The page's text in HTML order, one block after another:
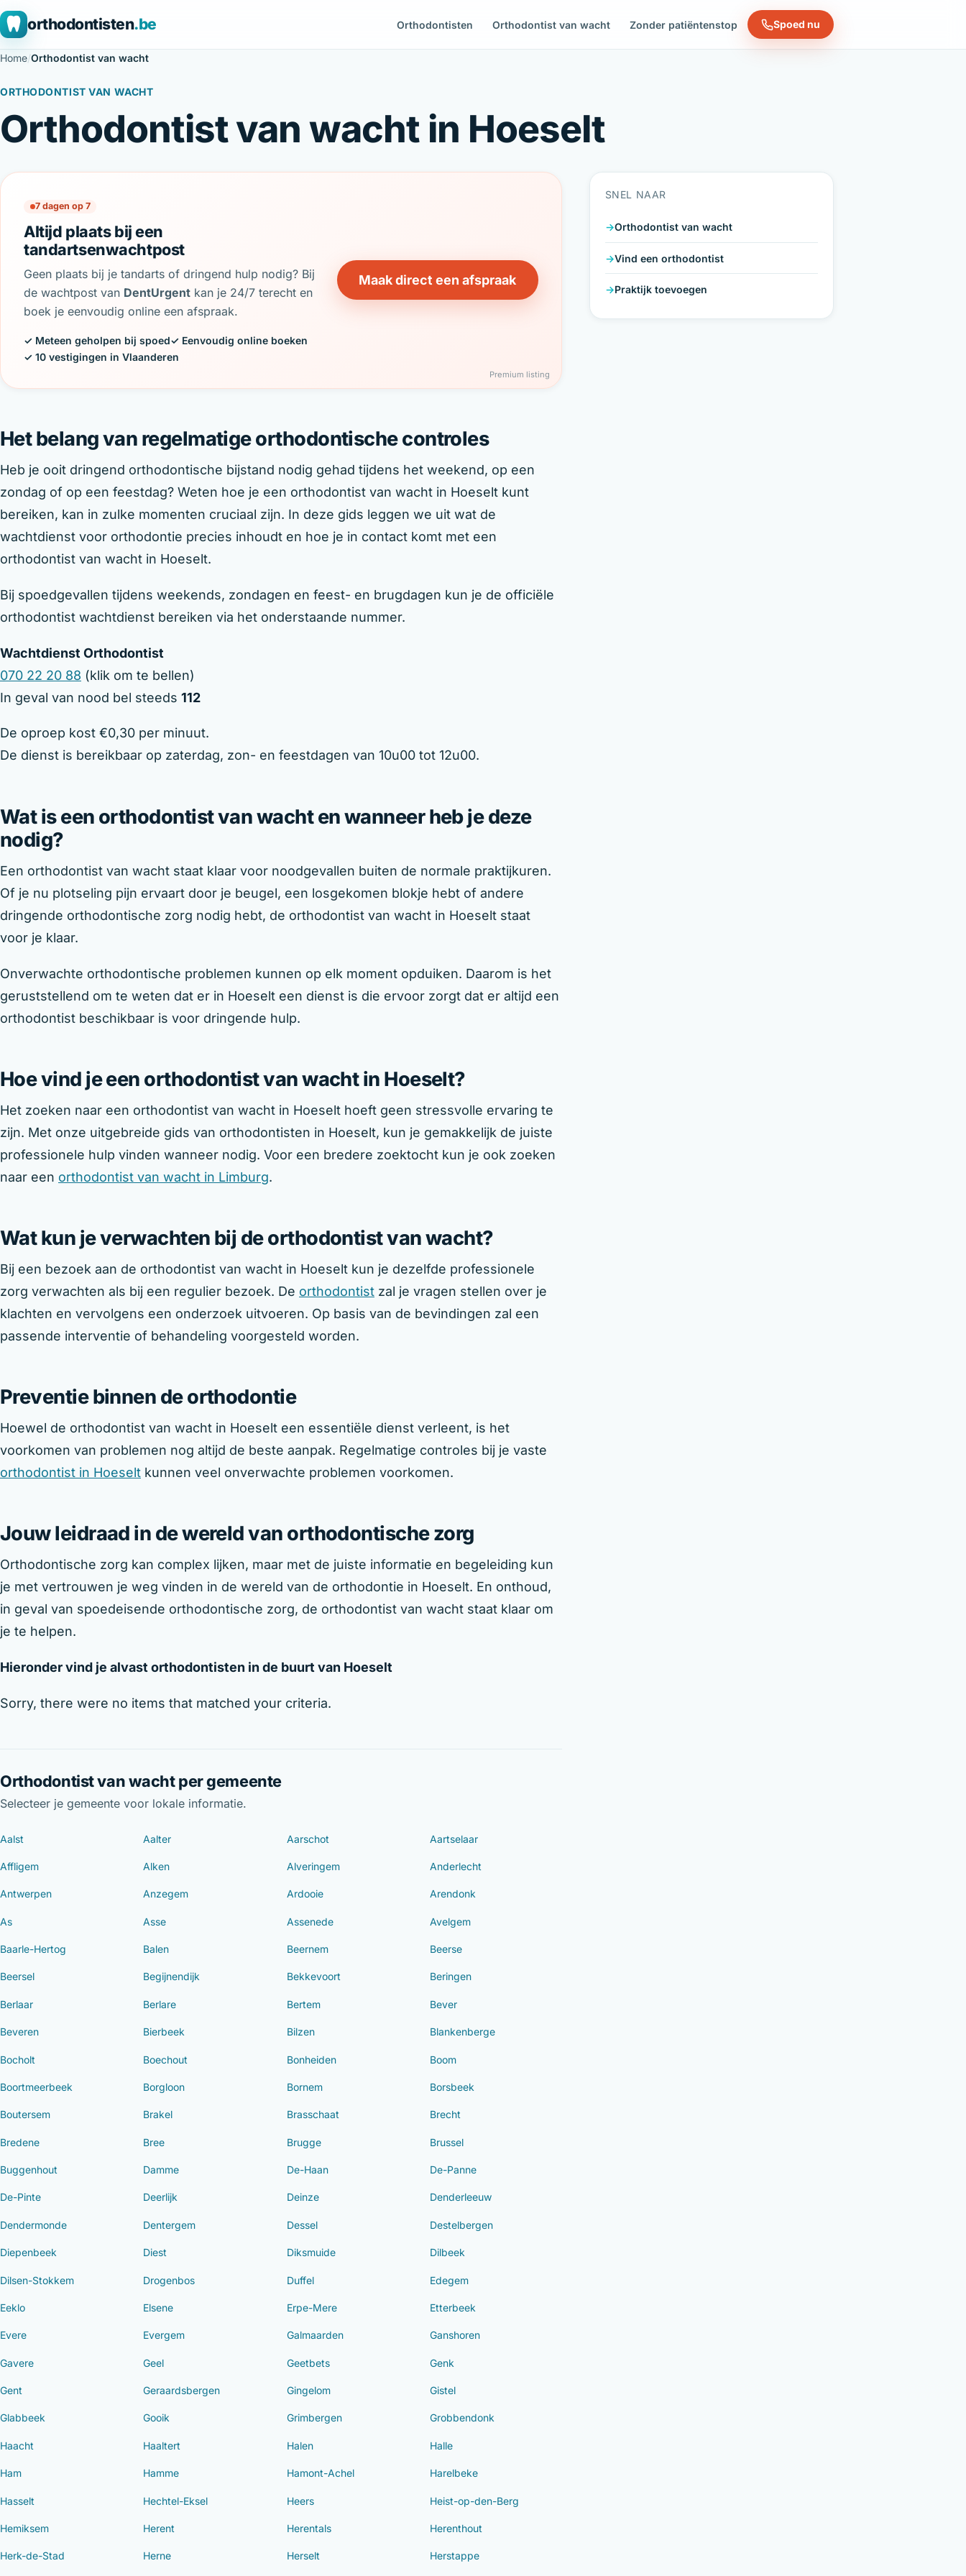
orthodontisten.be Orthodontisten Orthodontist van wacht Zonder patiëntenstop Spoed nu
Home/Orthodontist van wacht
ORTHODONTIST VAN WACHT
Orthodontist van wacht in Hoeselt
SNEL NAAR
Orthodontist van wacht
Vind een orthodontist
Praktijk toevoegen
7 dagen op 7
Altijd plaats bij een
tandartsenwachtpost
Geen plaats bij je tandarts of dringend hulp nodig? Bij
de wachtpost van DentUrgent kan je 24/7 terecht en
boek je eenvoudig online een afspraak.
✓ Meteen geholpen bij spoed✓ Eenvoudig online boeken
✓ 10 vestigingen in Vlaanderen
Maak direct een afspraak
Premium listing
Het belang van regelmatige orthodontische controles
Heb je ooit dringend orthodontische bijstand nodig gehad tijdens het weekend, op een
zondag of op een feestdag? Weten hoe je een orthodontist van wacht in Hoeselt kunt
bereiken, kan in zulke momenten cruciaal zijn. In deze gids leggen we uit wat de
wachtdienst voor orthodontie precies inhoudt en hoe je in contact komt met een
orthodontist van wacht in Hoeselt.
Bij spoedgevallen tijdens weekends, zondagen en feest- en brugdagen kun je de officiële
orthodontist wachtdienst bereiken via het onderstaande nummer.
Wachtdienst Orthodontist
070 22 20 88 (klik om te bellen)
In geval van nood bel steeds 112
De oproep kost €0,30 per minuut.
De dienst is bereikbaar op zaterdag, zon- en feestdagen van 10u00 tot 12u00.
Wat is een orthodontist van wacht en wanneer heb je deze
nodig?
Een orthodontist van wacht staat klaar voor noodgevallen buiten de normale praktijkuren.
Of je nu plotseling pijn ervaart door je beugel, een losgekomen blokje hebt of andere
dringende orthodontische zorg nodig hebt, de orthodontist van wacht in Hoeselt staat
voor je klaar.
Onverwachte orthodontische problemen kunnen op elk moment opduiken. Daarom is het
geruststellend om te weten dat er in Hoeselt een dienst is die ervoor zorgt dat er altijd een
orthodontist beschikbaar is voor dringende hulp.
Hoe vind je een orthodontist van wacht in Hoeselt?
Het zoeken naar een orthodontist van wacht in Hoeselt hoeft geen stressvolle ervaring te
zijn. Met onze uitgebreide gids van orthodontisten in Hoeselt, kun je gemakkelijk de juiste
professionele hulp vinden wanneer nodig. Voor een bredere zoektocht kun je ook zoeken
naar een orthodontist van wacht in Limburg.
Wat kun je verwachten bij de orthodontist van wacht?
Bij een bezoek aan de orthodontist van wacht in Hoeselt kun je dezelfde professionele
zorg verwachten als bij een regulier bezoek. De orthodontist zal je vragen stellen over je
klachten en vervolgens een onderzoek uitvoeren. Op basis van de bevindingen zal een
passende interventie of behandeling voorgesteld worden.
Preventie binnen de orthodontie
Hoewel de orthodontist van wacht in Hoeselt een essentiële dienst verleent, is het
voorkomen van problemen nog altijd de beste aanpak. Regelmatige controles bij je vaste
orthodontist in Hoeselt kunnen veel onverwachte problemen voorkomen.
Jouw leidraad in de wereld van orthodontische zorg
Orthodontische zorg kan complex lijken, maar met de juiste informatie en begeleiding kun
je met vertrouwen je weg vinden in de wereld van de orthodontie in Hoeselt. En onthoud,
in geval van spoedeisende orthodontische zorg, de orthodontist van wacht staat klaar om
je te helpen.
Hieronder vind je alvast orthodontisten in de buurt van Hoeselt
Sorry, there were no items that matched your criteria.
Orthodontist van wacht per gemeente
Selecteer je gemeente voor lokale informatie.
Aalst Aalter Aarschot Aartselaar
Affligem Alken Alveringem Anderlecht
Antwerpen Anzegem Ardooie Arendonk
As Asse Assenede Avelgem
Baarle-Hertog Balen Beernem Beerse
Beersel Begijnendijk Bekkevoort Beringen
Berlaar Berlare Bertem Bever
Beveren Bierbeek Bilzen Blankenberge
Bocholt Boechout Bonheiden Boom
Boortmeerbeek Borgloon Bornem Borsbeek
Boutersem Brakel Brasschaat Brecht
Bredene Bree Brugge Brussel
Buggenhout Damme De-Haan De-Panne
De-Pinte Deerlijk Deinze Denderleeuw
Dendermonde Dentergem Dessel Destelbergen
Diepenbeek Diest Diksmuide Dilbeek
Dilsen-Stokkem Drogenbos Duffel Edegem
Eeklo Elsene Erpe-Mere Etterbeek
Evere Evergem Galmaarden Ganshoren
Gavere Geel Geetbets Genk
Gent Geraardsbergen Gingelom Gistel
Glabbeek Gooik Grimbergen Grobbendonk
Haacht Haaltert Halen Halle
Ham Hamme Hamont-Achel Harelbeke
Hasselt Hechtel-Eksel Heers Heist-op-den-Berg
Hemiksem Herent Herentals Herenthout
Herk-de-Stad Herne Herselt Herstappe